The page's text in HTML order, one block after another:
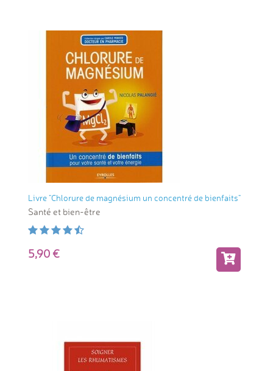
Livre "Chlorure de magnésium un concentré de bienfaits"
Santé et bien-être
5,90